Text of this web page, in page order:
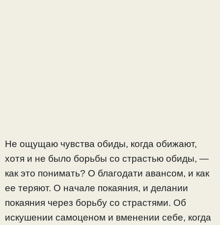
Не ощущаю чувства обиды, когда обижают,
хотя и не было борьбы со страстью обиды, —
как это понимать? О благодати авансом, и как
ее теряют. О начале покаяния, и делании
покаяния через борьбу со страстями. Об
искушении самоценом и вменении себе, когда